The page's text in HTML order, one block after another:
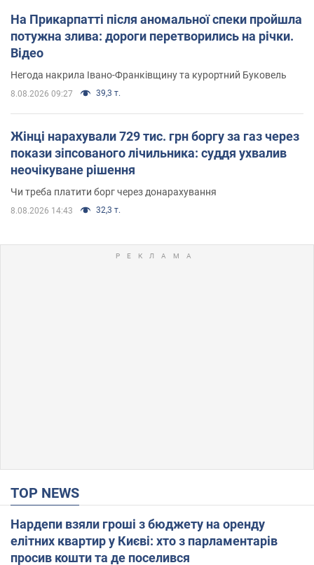
На Прикарпатті після аномальної спеки пройшла
потужна злива: дороги перетворились на річки.
Відео
Негода накрила Івано-Франківщину та курортний Буковель
8.08.2026 09:27 39,3 т.
Жінці нарахували 729 тис. грн боргу за газ через
покази зіпсованого лічильника: суддя ухвалив
неочікуване рішення
Чи треба платити борг через донарахування
8.08.2026 14:43 32,3 т.
TOP NEWS
Нардепи взяли гроші з бюджету на оренду
елітних квартир у Києві: хто з парламентарів
просив кошти та де поселився